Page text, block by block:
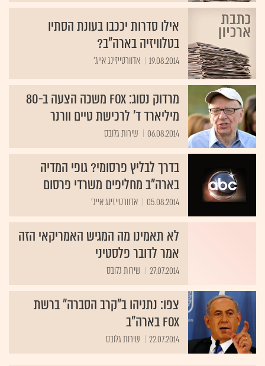
אילו סדרות יככבו בעונת הסתיו
בטלוויזיה בארה"ב?
19.08.2014 אדוורטייזינג אייג'
‎‎מרדוק נסוג: FOX משכה הצעה ב-80
מיליארד ד' לרכישת טיים וורנר‏
06.08.2014
בדרך לבליץ פרסומי? גופי המדיה
בארה"ב מחליפים משרדי פרסום
05.08.2014 אדוורטייזינג אייג'
לא תאמינו מה המגיש האמריקאי הזה
אמר לדובר פלסטיני
27.07.2014 שירות גלובס
צפו: נתניהו ב"קרב הסברה" ברשת
FOX בארה"ב
22.07.2014 שירות גלובס